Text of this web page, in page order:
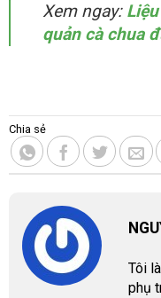
Xem ngay:
quản cà chua
Chia sẻ
Tôi
phụ